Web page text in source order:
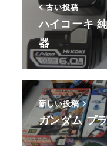
古い投稿
ハイコーキ
器
新しい投稿
ガンダム プ